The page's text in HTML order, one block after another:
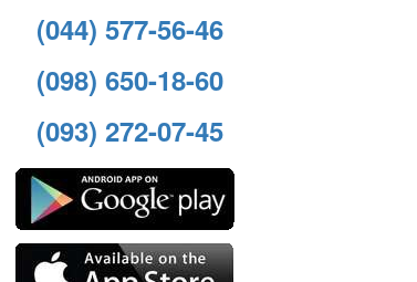
(044) 577-56-46
(098) 650-18-60
(093) 272-07-45